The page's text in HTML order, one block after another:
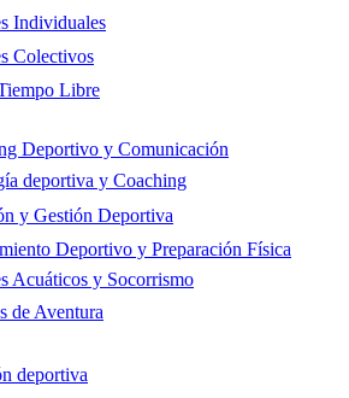
Individuales
Colectivos
Libre
Deportivo y Comunicación
deportiva y Coaching
y Gestión Deportiva
Deportivo y Preparación Física
Acuáticos y Socorrismo
de Aventura
deportiva